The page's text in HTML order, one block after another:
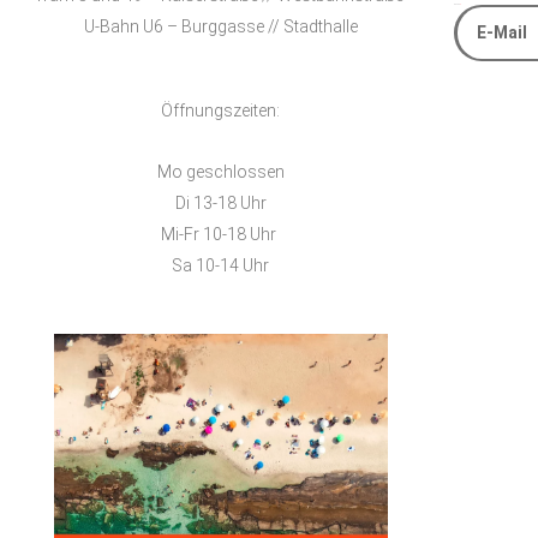
U-Bahn U6 – Burggasse // Stadthalle
Öffnungszeiten:
Mo geschlossen
Di 13-18 Uhr
Mi-Fr 10-18 Uhr
Sa 10-14 Uhr